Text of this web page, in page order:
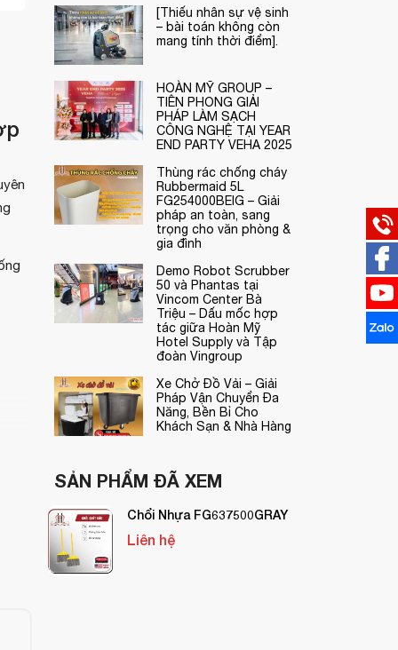
[Thiếu nhân sự vệ sinh
– bài toán không còn
mang tính thời điểm].
HOÀN MỸ GROUP –
TIÊN PHONG GIẢI
PHÁP LÀM SẠCH
CÔNG NGHỆ TẠI YEAR
END PARTY VEHA 2025
Thùng rác chống cháy
Rubbermaid 5L
FG254000BEIG – Giải
pháp an toàn, sang
trọng cho văn phòng &
gia đình
Demo Robot Scrubber
50 và Phantas tại
Vincom Center Bà
Triệu – Dấu mốc hợp
tác giữa Hoàn Mỹ
Hotel Supply và Tập
đoàn Vingroup
Xe Chở Đồ Vải – Giải
Pháp Vận Chuyển Đa
Năng, Bền Bỉ Cho
Khách Sạn & Nhà Hàng
SẢN PHẨM ĐÃ XEM
Chổi Nhựa FG637500GRAY
Liên hệ